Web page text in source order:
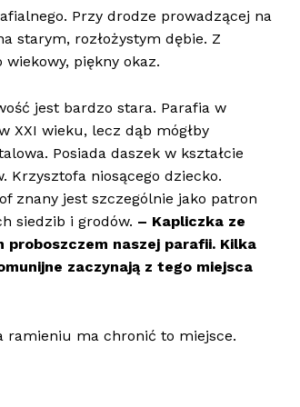
Przy drodze prowadzącej na
starym, rozłożystym dębie. Z
piękny okaz.
jest bardzo stara. Parafia w
XXI wieku, lecz dąb mógłby
Posiada daszek w kształcie
Krzysztofa niosącego dziecko.
znany jest szczególnie jako patron
siedzib i grodów. – Kapliczka ze
naszej parafii. Kilka
zaczynają z tego miejsca
ramieniu ma chronić to miejsce.